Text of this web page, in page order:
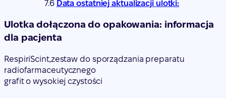
Data ostatniej aktualizacji ulotki:
Ulotka dołączona do opakowania: informacja
dla pacjenta
RespiriScint,zestaw do sporządzania preparatu
radiofarmaceutycznego
grafit o wysokiej czystości